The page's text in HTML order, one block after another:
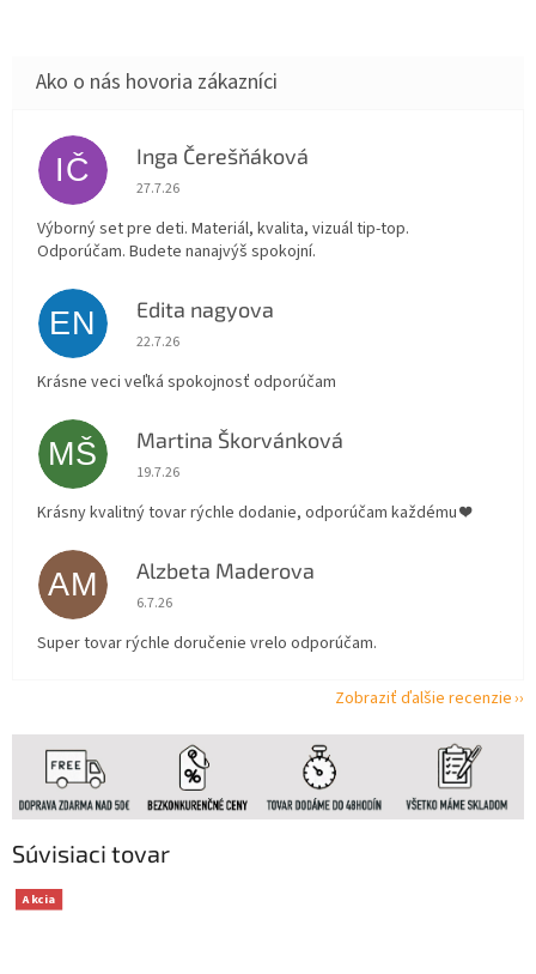
Súvisiaci tovar
Akcia
IČ Inga Čerešňáková
Hodnotenie obchodu je 5 z 5 hviezdičiek.
27.7.26
Výborný set pre deti. Materiál, kvalita, vizuál tip-top.
Odporúčam. Budete nanajvýš spokojní.
EN Edita nagyova
Hodnotenie obchodu je 5 z 5 hviezdičiek.
22.7.26
Krásne veci veľká spokojnosť odporúčam
MŠ Martina Škorvánková
Hodnotenie obchodu je 5 z 5 hviezdičiek.
19.7.26
Krásny kvalitný tovar rýchle dodanie, odporúčam každému ❤️
AM Alzbeta Maderova
Hodnotenie obchodu je 5 z 5 hviezdičiek.
6.7.26
Super tovar rýchle doručenie vrelo odporúčam.
Zobraziť ďalšie recenzie